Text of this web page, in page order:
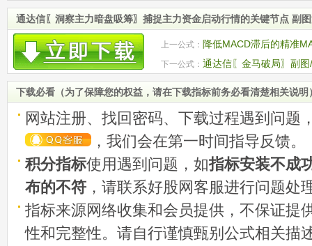
通达信〖洞察主力暗盘吸筹〗捕捉主力资金启动行情的关键节点 副
上一公式： 降低MACD滞后的精准
反转点
下一公式： 通达信〖金马破局〗副
源码
下载必看（为了保障您的权益，请在下载指标前务必看清楚相关说明
网站注册、找回密码、下载过程遇到问题
，我们会在第一时间指导反馈。
积分指标使用遇到问题，如指标安装不成
布的不符 ，请联系好股网客服进行问题处
指标来源网络收集和会员提供，不保证提
性和完整性。请自行谨慎甄别公式相关描